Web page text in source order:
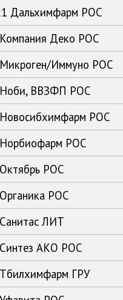
Дальхимфарм РОС
Деко РОС
Иммуно РОС
Ноби, ВВЗФП РОС
РОС
РОС
РОС
РОС
ЛИТ
АКО РОС
ГРУ